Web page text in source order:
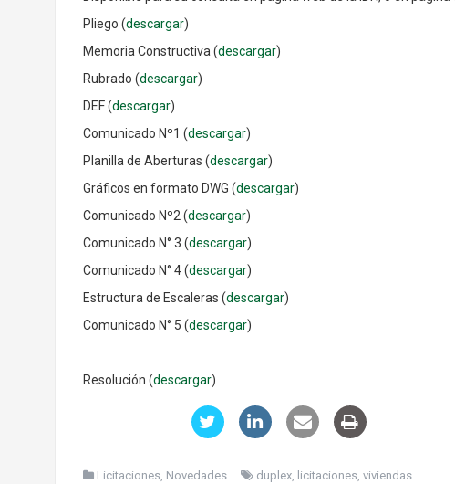
Pliego (descargar)
Memoria Constructiva (descargar)
Rubrado (descargar)
DEF (descargar)
Comunicado Nº1 (descargar)
Planilla de Aberturas (descargar)
Gráficos en formato DWG (descargar)
Comunicado Nº2 (descargar)
Comunicado N° 3 (descargar)
Comunicado N° 4 (descargar)
Estructura de Escaleras (descargar)
Comunicado N° 5 (descargar)
Resolución (descargar)
Licitaciones, Novedades duplex, licitaciones, viviendas